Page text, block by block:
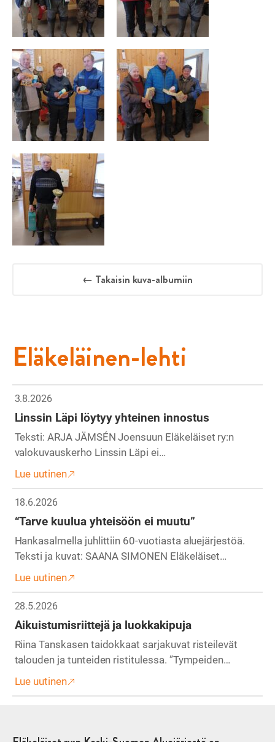
← Takaisin kuva-albumiin
Eläkeläinen-lehti
3.8.2026
Linssin Läpi löytyy yhteinen innostus
Teksti: ARJA JÄMSÉN Joensuun Eläkeläiset ry:n
valokuvauskerho Linssin Läpi ei…
Lue uutinen
18.6.2026
“Tarve kuulua yhteisöön ei muutu”
Hankasalmella juhlittiin 60-vuotiasta aluejärjestöä.
Teksti ja kuvat: SAANA SIMONEN Eläkeläiset…
Lue uutinen
28.5.2026
Aikuistumisriittejä ja luokkakipuja
Riina Tanskasen taidokkaat sarjakuvat risteilevät
talouden ja tunteiden ristitulessa. ”Tympeiden…
Lue uutinen